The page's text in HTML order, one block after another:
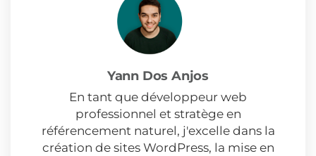
Yann Dos Anjos
En tant que développeur web
professionnel et stratège en
référencement naturel, j'excelle dans la
création de sites WordPress, la mise en